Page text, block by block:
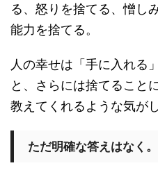
る、怒りを捨てる、憎し
能力を捨てる。
人の幸せは「手に入れる
と、さらには捨てること
教えてくれるような気が
ただ明確な答えはなく。